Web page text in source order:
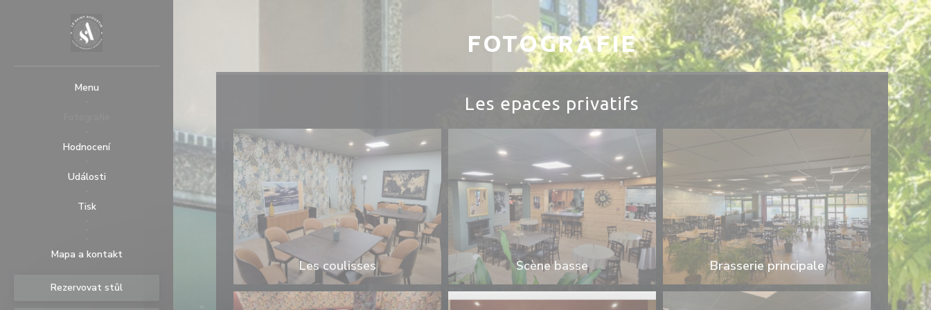
Menu
Hodnocení
Události
Tisk
Mapa a kontakt
Rezervovat stůl
FOTOGRAFIE
Les epaces privatifs
Les coulisses Scène basse Brasserie principale